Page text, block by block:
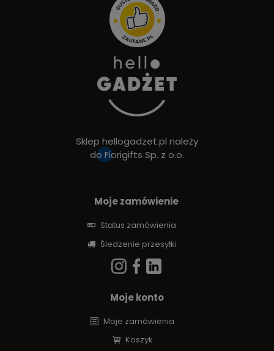
Sklep hellogadzet.pl należy
do Fiorigifts Sp. z o.o.
Moje zamówienie
Status zamówienia
Śledzenie przesyłki
Moje konto
Moje zamówienia
Koszyk